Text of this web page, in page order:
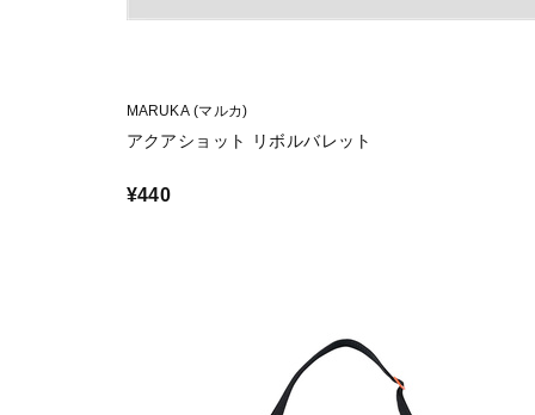
MARUKA (マルカ)
アクアショット リボルバレット
¥440